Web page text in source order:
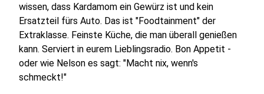
wissen, dass Kardamom ein Gewürz ist und kein
Ersatzteil fürs Auto. Das ist "Foodtainment" der
Extraklasse. Feinste Küche, die man überall genießen
kann. Serviert in eurem Lieblingsradio. Bon Appetit -
oder wie Nelson es sagt: "Macht nix, wenn's
schmeckt!"